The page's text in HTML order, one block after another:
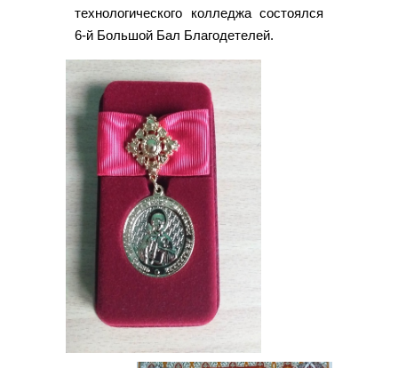
технологического колледжа состоялся
6-й Большой Бал Благодетелей.